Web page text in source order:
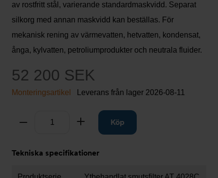
av rostfritt stål, varierande standardmaskvidd. Separat
silkorg med annan maskvidd kan beställas. För
mekanisk rening av värmevatten, hetvatten, kondensat,
ånga, kylvatten, petroliumprodukter och neutrala fluider.
52 200 SEK
Monteringsartikel Leverans från lager 2026-08-11
Ta bort Lägg tillKöp
Tekniska specifikationer